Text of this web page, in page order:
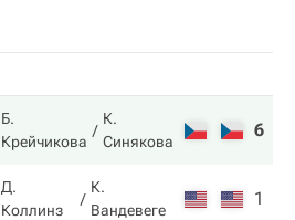
Б.
Крейчикова
К.
Синякова
6
Д.
Коллинз
К.
Вандевеге
1